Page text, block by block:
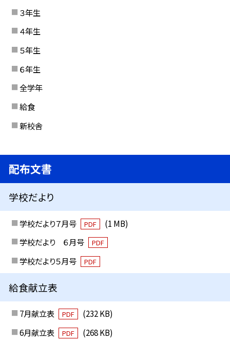
３年生
４年生
５年生
６年生
全学年
給食
新校舎
配布文書
学校だより
学校だより７月号 PDF
(1 MB)
学校だより ６月号
PDF
学校だより５月号 PDF
給食献立表
7月献立表 PDF
(232 KB)
6月献立表
PDF (268 KB)